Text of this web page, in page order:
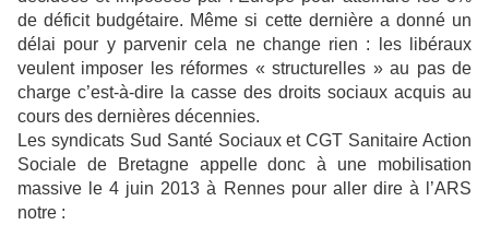
de déficit budgétaire. Même si cette dernière a donné un
délai pour y parvenir cela ne change rien : les libéraux
veulent imposer les réformes « structurelles » au pas de
charge c’est-à-dire la casse des droits sociaux acquis au
cours des dernières décennies.
Les syndicats Sud Santé Sociaux et CGT Sanitaire Action
Sociale de Bretagne appelle donc à une mobilisation
massive le 4 juin 2013 à Rennes pour aller dire à l’ARS
notre :